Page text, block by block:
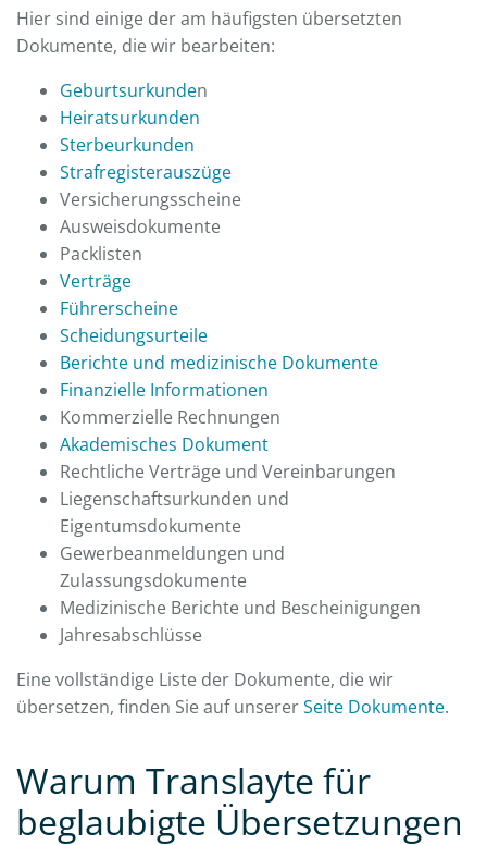
Hier sind einige der am häufigsten übersetzten
Dokumente, die wir bearbeiten:
Geburtsurkunden
Heiratsurkunden
Sterbeurkunden
Strafregisterauszüge
Versicherungsscheine
Ausweisdokumente
Packlisten
Verträge
Führerscheine
Scheidungsurteile
Berichte und medizinische Dokumente
Finanzielle Informationen
Kommerzielle Rechnungen
Akademisches Dokument
Rechtliche Verträge und Vereinbarungen
Liegenschaftsurkunden und
Eigentumsdokumente
Gewerbeanmeldungen und
Zulassungsdokumente
Medizinische Berichte und Bescheinigungen
Jahresabschlüsse
Eine vollständige Liste der Dokumente, die wir
übersetzen, finden Sie auf unsererSeite Dokumente.
Warum Translayte für
beglaubigte Übersetzungen